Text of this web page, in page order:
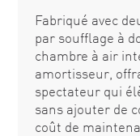
Fabriqué avec
par soufflage à
chambre à air
amortisseur,
spectateur qui
sans ajouter de
coût de